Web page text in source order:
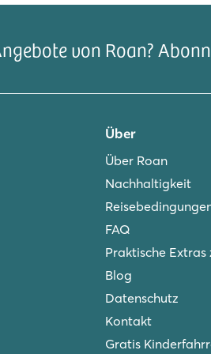
Cocalière-Höhlen
von Roan?
Über
Über Roan
Nachhaltigkeit
FAQ
Praktische Extras
Blog
Datenschutz
Kontakt
Gratis